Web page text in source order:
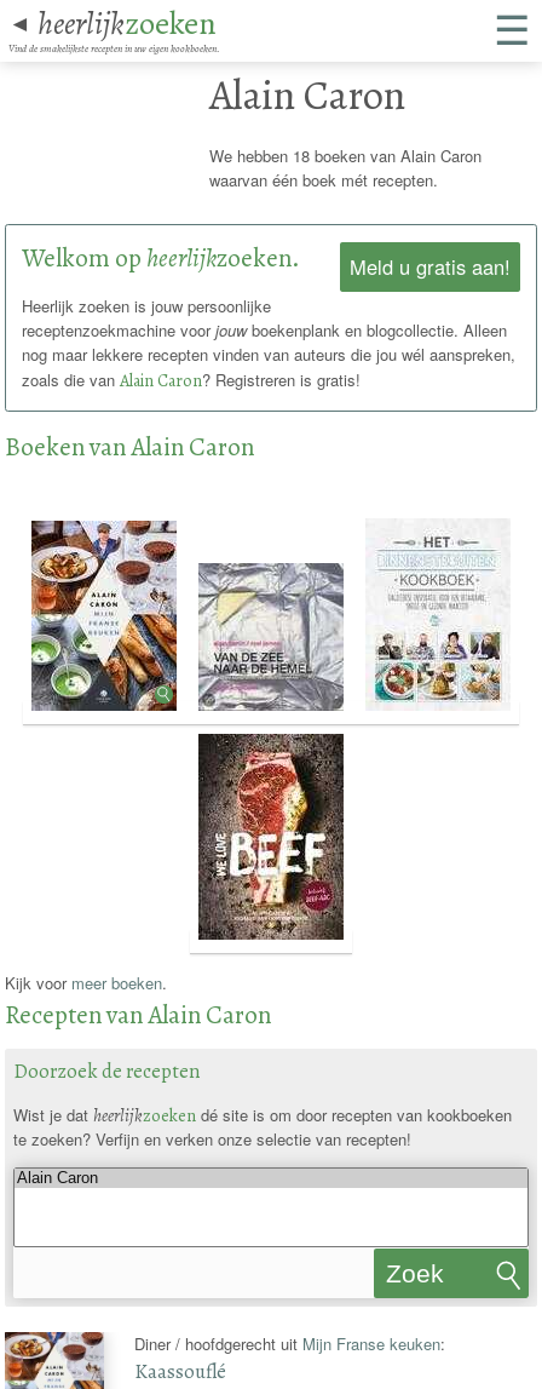
◄ heerlijkzoeken
Vind de smakelijkste recepten in uw eigen kookboeken. ☰
Alain Caron
We hebben 18 boeken van Alain Caron
waarvan één boek mét recepten.
Meld u gratis aan!
Welkom op heerlijkzoeken.
Heerlijk zoeken is jouw persoonlijke
receptenzoekmachine voorjouwboekenplank en blogcollectie. Alleen
nog maar lekkere recepten vinden van auteurs die jou wél aanspreken,
zoals die vanAlain Caron? Registreren is gratis!
Boeken van Alain Caron
Kijk voor meer boeken.
Recepten van Alain Caron
Doorzoek de recepten
Wist je dat heerlijkzoekendé site is om door recepten van kookboeken
te zoeken? Verfijn en verken onze selectie van recepten!
Zoek
Diner / hoofdgerecht uit Mijn Franse keuken:
Kaassouflé